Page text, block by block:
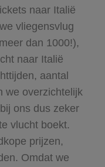
naar Italië
vliegensvlug
dan 1000!),
naar Italië
aantal
we overzichtelijk
ons dus zeker
vlucht boekt.
prijzen,
Omdat we